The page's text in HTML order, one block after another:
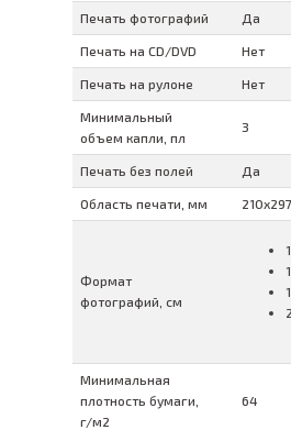
Печать фотографий Да
Печать на CD/DVD Нет
Печать на рулоне Нет
Минимальный
объем капли, пл
3
Печать без полей Да
Область печати, мм 210x297
Формат
фотографий, см
Минимальная
плотность бумаги,
г/м2
64